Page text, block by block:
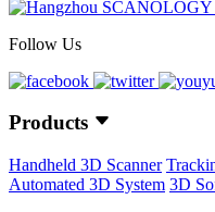
Follow Us
Products
Handheld 3D Scanner
Automated 3D System 3D